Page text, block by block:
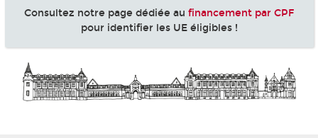
Consultez notre page dédiée au financement par CPF
pour identifier les UE éligibles !